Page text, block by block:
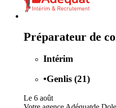
Préparateur de
Intérim
•Genlis (21)
Le 6 août